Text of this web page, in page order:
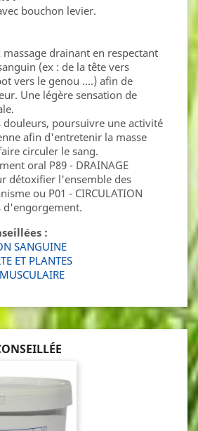
bouchon levier.
drainant en respectant
(ex : de la tête vers
vers le genou ....) afin de
Une légère sensation de
douleurs, poursuivre une activité
afin d'entretenir la masse
circuler le sang.
oral P89 - DRAINAGE
détoxifier l'ensemble des
ou P01 - CIRCULATION
d'engorgement.
:
SANGUINE
ET PLANTES